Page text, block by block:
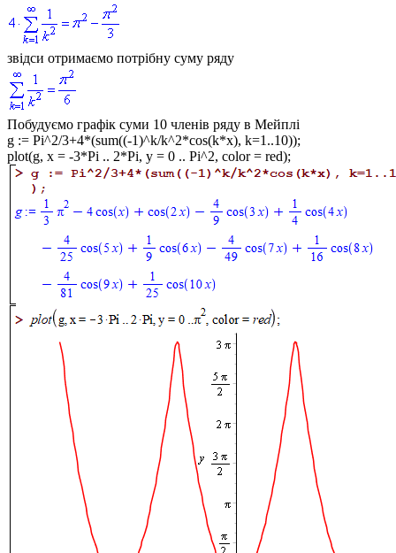
звідси отримаємо потрібну суму ряду
Побудуємо графік суми 10 членів ряду в Мейплі
g := Pi^2/3+4*(sum((-1)^k/k^2*cos(k*x), k=1..10));
plot(g, x = -3*Pi .. 2*Pi, y = 0 .. Pi^2, color = red);